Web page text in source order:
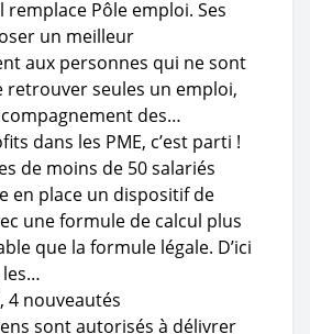
remplace Pôle emploi. Ses
un meilleur
aux personnes qui ne sont
retrouver seules un emploi,
des…
dans les PME, c’est parti !
de moins de 50 salariés
en place un dispositif de
une formule de calcul plus
que la formule légale. D’ici
les…
4 nouveautés
sont autorisés à délivrer